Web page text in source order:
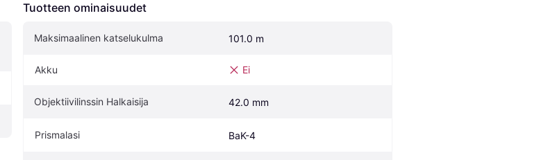
Tuotteen ominaisuudet
Maksimaalinen katselukulma 101.0 m
Akku Ei
Objektiivilinssin Halkaisija 42.0 mm
Prismalasi BaK-4